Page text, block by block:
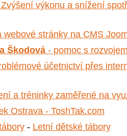
výkonu a snížení
webové stránky na CMS
Škodová - pomoc s
účetnictví přes
a tréninky zaměřené na
Ostrava - ToshTak.com
- Letní dětské tábory